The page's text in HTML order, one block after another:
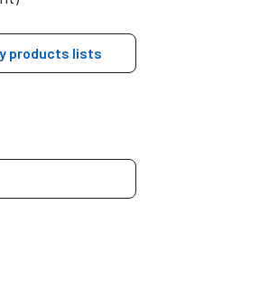
products lists